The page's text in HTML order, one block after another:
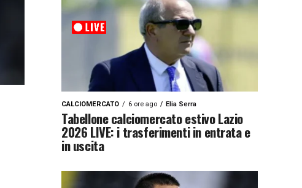
CALCIOMERCATO 6 ore ago Elia Serra
Tabellone calciomercato estivo Lazio
2026 LIVE: i trasferimenti in entrata e
in uscita